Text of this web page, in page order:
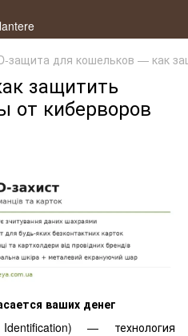
защита для кошельков — как
защитить
от киберворов
ваших денег
— технология